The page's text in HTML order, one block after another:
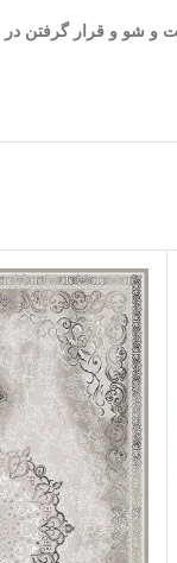
شو و قرار گرفتن در